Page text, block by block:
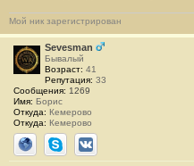
б
щ
е
н
и
е
#
8
5
Мой ник зарегистрирован
Sevesman
Бывалый
Возраст: 41
Репутация: 33
Сообщения: 1269
Имя: Борис
Откуда: Кемерово
Откуда: Кемерово
СайтSkypeВКонтакте